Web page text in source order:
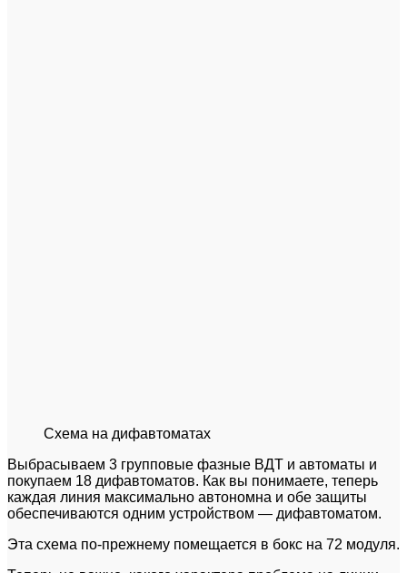
Схема на дифавтоматах
Выбрасываем 3 групповые фазные ВДТ и автоматы и
покупаем 18 дифавтоматов. Как вы понимаете, теперь
каждая линия максимально автономна и обе защиты
обеспечиваются одним устройством — дифавтоматом.
Эта схема по-прежнему помещается в бокс на 72 модуля.